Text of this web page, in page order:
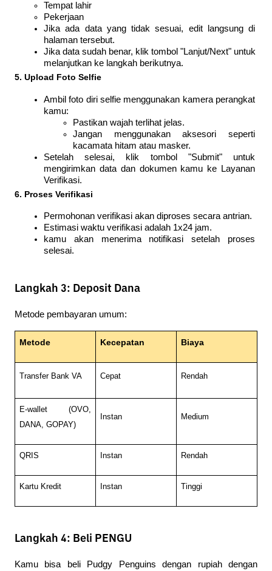
Tempat lahir
Pekerjaan
Jika ada data yang tidak sesuai, edit langsung di
halaman tersebut.
Jika data sudah benar, klik tombol "Lanjut/Next" untuk
melanjutkan ke langkah berikutnya.
5. Upload Foto Selfie
Ambil foto diri selfie menggunakan kamera perangkat
kamu:
Pastikan wajah terlihat jelas.
Jangan menggunakan aksesori seperti
kacamata hitam atau masker.
Setelah selesai, klik tombol "Submit" untuk
mengirimkan data dan dokumen kamu ke Layanan
Verifikasi.
6. Proses Verifikasi
Permohonan verifikasi akan diproses secara antrian.
Estimasi waktu verifikasi adalah 1x24 jam.
kamu akan menerima notifikasi setelah proses
selesai.
Langkah 3: Deposit Dana
Metode pembayaran umum:
Metode Kecepatan Biaya
Transfer Bank VA Cepat Rendah
E-wallet (OVO,
DANA, GOPAY)
Instan Medium
QRIS Instan Rendah
Kartu Kredit Instan Tinggi
Langkah 4: Beli PENGU
Kamu bisa beli Pudgy Penguins dengan rupiah dengan